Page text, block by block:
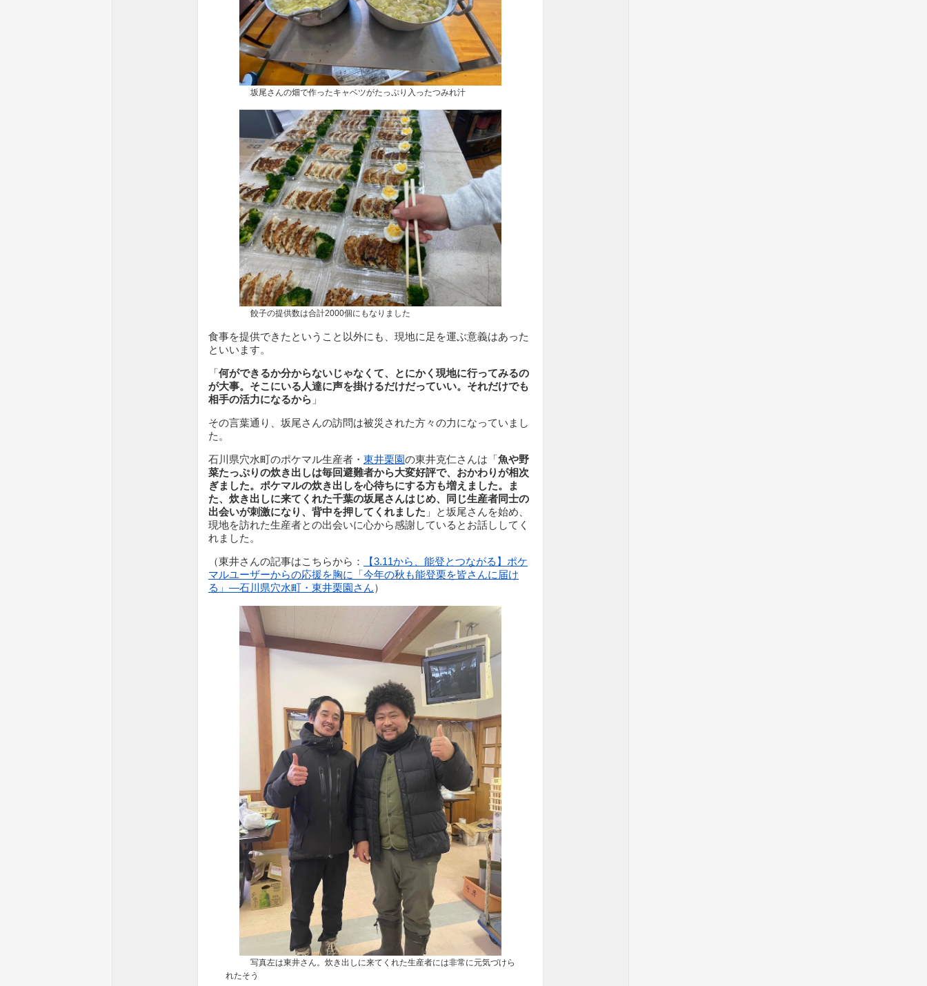
坂尾さんの畑で作ったキャベツがたっぷり入ったつみれ汁
餃子の提供数は合計2000個にもなりました
食事を提供できたということ以外にも、現地に足を運ぶ意義はあった
といいます。
「何ができるか分からないじゃなくて、とにかく現地に行ってみるの
が大事。そこにいる人達に声を掛けるだけだっていい。それだけでも
相手の活力になるから 」
その言葉通り、坂尾さんの訪問は被災された方々の力になっていまし
た。
石川県穴水町のポケマル生産者・ 東井栗園の東井克仁さんは「魚や野
菜たっぷりの炊き出しは毎回避難者から大変好評で、おかわりが相次
ぎました。ポケマルの炊き出しを心待ちにする方も増えました。ま
た、炊き出しに来てくれた千葉の坂尾さんはじめ、同じ生産者同士の
出会いが刺激になり、背中を押してくれました 」と坂尾さんを始め、
現地を訪れた生産者との出会いに心から感謝しているとお話ししてく
れました。
（東井さんの記事はこちらから：
【3.11から、能登とつながる】ポケ
マルユーザーからの応援を胸に「今年の秋も能登栗を皆さんに届け
る」—石川県穴水町・東井栗園さん）
写真左は東井さん。炊き出しに来てくれた生産者には非常に元気づけら
れたそう